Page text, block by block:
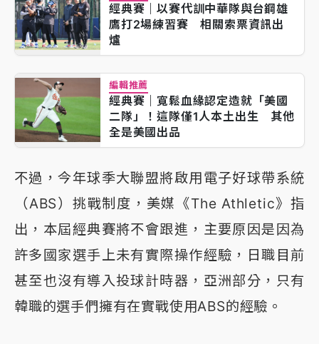
經典賽｜以賽代訓中華隊與台鋼雄
鷹打2場練習賽 相關索票資訊出
爐
編輯推薦
經典賽｜寬鬆血緣認定造就「美國
二隊」！這隊僅1人本土出生 其他
全是美國出品
不過，今年球季大聯盟將啟用電子好球帶系統
（ABS）挑戰制度，美媒《The Athletic》指
出，本屆經典賽將不會跟進，主要原因是因為
許多國家選手上未有實際操作經驗，日職目前
甚至也沒有導入投球計時器，亞洲部分，只有
韓職的選手們擁有在實戰使用ABS的經驗。